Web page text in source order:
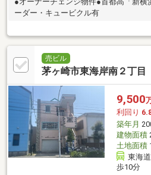
ーダー・キュービクル有
売ビル
茅ヶ崎市東海岸南２丁
9,500
利回り
築年月
建物面積
土地面積
東海
歩10分